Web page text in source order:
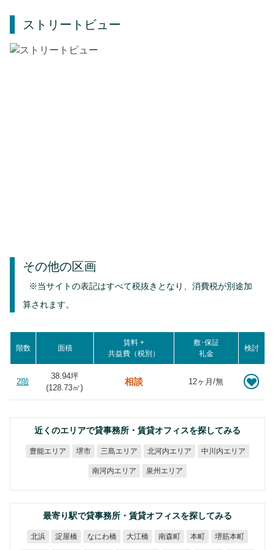
ストリートビュー
その他の区画
※当サイトの表記はすべて税抜きとなり、消費税が別途加
算されます。
階数 面積
賃料 +
共益費（税別）
敷･保証
礼金
検討
2階
38.94坪
(128.73㎡)
相談 12ヶ月/無
近くのエリアで貸事務所・賃貸オフィスを探してみる
豊能エリア 堺市 三島エリア 北河内エリア 中川内エリア
南河内エリア 泉州エリア
最寄り駅で貸事務所・賃貸オフィスを探してみる
北浜 淀屋橋 なにわ橋 大江橋 南森町 本町 堺筋本町